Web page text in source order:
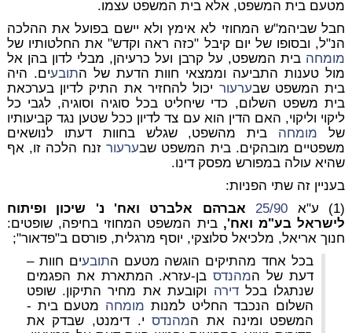
מטעם בית המשפט, אלא בית המשפט עצמו.
חבל שביהמ"ש המחוזי לא אימץ ולא יישם בפועל את ההלכה
הנ"ל, ובסופו של יום קיבל "כזה ראה וקדש" את החלטותיו של
מומחה בית המשפט, על קרבן ועל כרעיהן, מבלי לדון בהן אל
מול טענות התביעה וממצאי חוות הדעת של התובעים. היה
בית המשפט שבערעור יכול להחזיר את התיק לדיון בערכאת
בית משפט השלום, כדי שיחליט בכל סוגיה וסוגיה, לגבי כל
ליקוי וליקוי, האם הדין הוא עם צד לדיון ככל שטען נגד קביעותיו
של מומחה בית מהשפט, שגלש בחוות דעתו לנושאים
משפטיים מובהקים. בית המשפט שבערעור זנח הלכה זו, אף
שהיא עולה במפורש מפסק דינו.
בעניין זה שתי הפניות:
(1) ע"א
אברהם אלברט ואח' נ' שיכון ופיתוח
לישראל בע"מ ואח', בית המשפט המחוזי בחיפה, שופטים:
חנוך אריאל, מלכיאל סלוצקי, יוסף מרגלית, פורסם ב"פדאור";
בכל אחד מהתיקים הוגשה מטעם התובעים חוות –
דעת של המהנדסבן-עזרא. המתארת את הפגמים
שנתגלו בכלדירה וקובעת את מחיר התיקון. שופט
השלום הנכבד החליט למנות מומחה מטעם בית -
המשפט ומינה את המהנדסי. דימנט, שבדק את